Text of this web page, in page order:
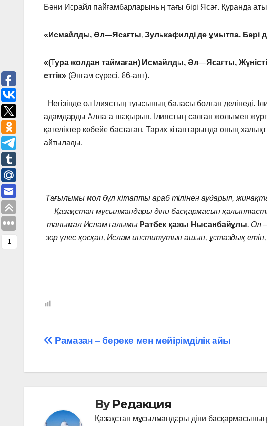
Бәни Исрайл пайғамбарларының тағы бірі Ясағ. Құранда
«Исмайлды, Әл—Ясағты, Зулькафилді де ұмытпа. Бәрі
«(Тура жолдан таймаған) Исмайлды, Әл—Ясағты,
еттік» (Әнғам сүресі, 86-аят).
Негізінде ол Ілиястың туысының баласы болған делінеді.
адамдарды Аллаға шақырып, Ілиястың салған жолымен
қателіктер көбейе бастаған. Тарих кітаптарында оның
айтылады.
Тағылымы мол бұл кітапты араб тілінен аударып,
Қазақстан мұсылмандары діни басқармасын
танымал Ислам ғалымы Ратбек қажы Нысанбайұлы. Ол
зор үлес қосқан, Ислам институтын ашып, ұстаздық
Навигация
Рамазан – береке мен мейірімділік айы
ByРедакция
Қазақстан мұсылмандары діни
1